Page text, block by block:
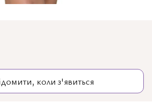
коли з'явиться